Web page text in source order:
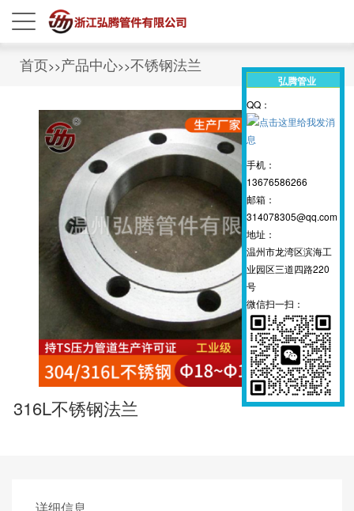
首页>>产品中心>>不锈钢法兰
316L不锈钢法兰
弘腾管业
QQ：
手机：
13676586266
邮箱：
314078305@qq.com
地址：
温州市龙湾区滨海工
业园区三道四路220
号
微信扫一扫：